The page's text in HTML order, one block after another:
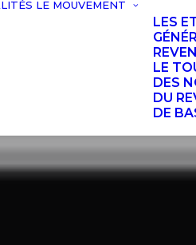
LE MOUVEMENT
LES
LE
DES
DU
DE